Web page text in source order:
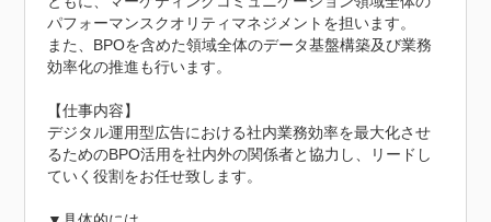
パフォーマンスクオリティマネジメントを担います。
また、BPOを含めた領域全体のデータ基盤構築及び業務
効率化の推進も行います。
【仕事内容】
デジタル運用型広告における社内業務効率を最大化させ
るためのBPO活用を社内外の関係者と協力し、リードし
ていく役割をお任せ致します。